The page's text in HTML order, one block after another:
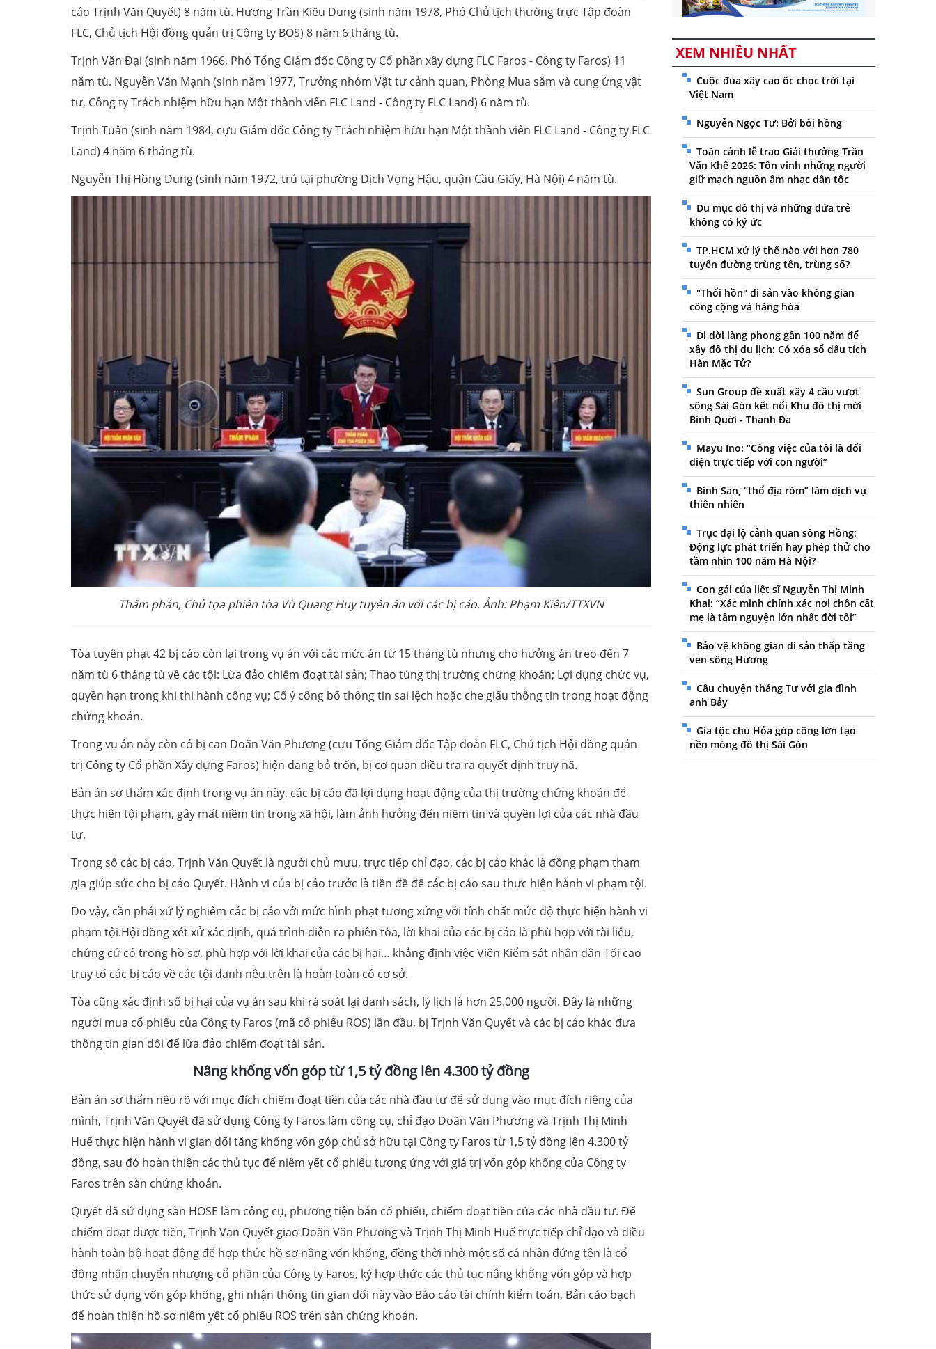
cáo Trịnh Văn Quyết) 8 năm tù. Hương Trần Kiều Dung (sinh năm 1978, Phó Chủ tịch thường trực Tập đoàn
FLC, Chủ tịch Hội đồng quản trị Công ty BOS) 8 năm 6 tháng tù.
Trịnh Văn Đại (sinh năm 1966, Phó Tổng Giám đốc Công ty Cổ phần xây dựng FLC Faros - Công ty Faros) 11
năm tù. Nguyễn Văn Mạnh (sinh năm 1977, Trưởng nhóm Vật tư cảnh quan, Phòng Mua sắm và cung ứng vật
tư, Công ty Trách nhiệm hữu hạn Một thành viên FLC Land - Công ty FLC Land) 6 năm tù.
Trịnh Tuân (sinh năm 1984, cựu Giám đốc Công ty Trách nhiệm hữu hạn Một thành viên FLC Land - Công ty FLC
Land) 4 năm 6 tháng tù.
Nguyễn Thị Hồng Dung (sinh năm 1972, trú tại phường Dịch Vọng Hậu, quận Cầu Giấy, Hà Nội) 4 năm tù.
Thẩm phán, Chủ tọa phiên tòa Vũ Quang Huy tuyên án với các bị cáo. Ảnh: Phạm Kiên/TTXVN
Tòa tuyên phạt 42 bị cáo còn lại trong vụ án với các mức án từ 15 tháng tù nhưng cho hưởng án treo đến 7
năm tù 6 tháng tù về các tội: Lừa đảo chiếm đoạt tài sản; Thao túng thị trường chứng khoán; Lợi dụng chức vụ,
quyền hạn trong khi thi hành công vụ; Cố ý công bố thông tin sai lệch hoặc che giấu thông tin trong hoạt động
chứng khoán.
Trong vụ án này còn có bị can Doãn Văn Phương (cựu Tổng Giám đốc Tập đoàn FLC, Chủ tịch Hội đồng quản
trị Công ty Cổ phần Xây dựng Faros) hiện đang bỏ trốn, bị cơ quan điều tra ra quyết định truy nã.
Bản án sơ thẩm xác định trong vụ án này, các bị cáo đã lợi dụng hoạt động của thị trường chứng khoán để
thực hiện tội phạm, gây mất niềm tin trong xã hội, làm ảnh hưởng đến niềm tin và quyền lợi của các nhà đầu
tư.
Trong số các bị cáo, Trịnh Văn Quyết là người chủ mưu, trực tiếp chỉ đạo, các bị cáo khác là đồng phạm tham
gia giúp sức cho bị cáo Quyết. Hành vi của bị cáo trước là tiền đề để các bị cáo sau thực hiện hành vi phạm tội.
Do vậy, cần phải xử lý nghiêm các bị cáo với mức hình phạt tương xứng với tính chất mức độ thực hiện hành vi
phạm tội.Hội đồng xét xử xác định, quá trình diễn ra phiên tòa, lời khai của các bị cáo là phù hợp với tài liệu,
chứng cứ có trong hồ sơ, phù hợp với lời khai của các bị hại… khẳng định việc Viện Kiểm sát nhân dân Tối cao
truy tố các bị cáo về các tội danh nêu trên là hoàn toàn có cơ sở.
Tòa cũng xác định số bị hại của vụ án sau khi rà soát lại danh sách, lý lịch là hơn 25.000 người. Đây là những
người mua cổ phiếu của Công ty Faros (mã cổ phiếu ROS) lần đầu, bị Trịnh Văn Quyết và các bị cáo khác đưa
thông tin gian dối để lừa đảo chiếm đoạt tài sản.
Nâng khống vốn góp từ 1,5 tỷ đồng lên 4.300 tỷ đồng
Bản án sơ thẩm nêu rõ với mục đích chiếm đoạt tiền của các nhà đầu tư để sử dụng vào mục đích riêng của
mình, Trịnh Văn Quyết đã sử dụng Công ty Faros làm công cụ, chỉ đạo Doãn Văn Phương và Trịnh Thị Minh
Huế thực hiện hành vi gian dối tăng khống vốn góp chủ sở hữu tại Công ty Faros từ 1,5 tỷ đồng lên 4.300 tỷ
đồng, sau đó hoàn thiện các thủ tục để niêm yết cổ phiếu tương ứng với giá trị vốn góp khống của Công ty
Faros trên sàn chứng khoán.
Quyết đã sử dụng sàn HOSE làm công cụ, phương tiện bán cổ phiếu, chiếm đoạt tiền của các nhà đầu tư. Để
chiếm đoạt được tiền, Trịnh Văn Quyết giao Doãn Văn Phương và Trịnh Thị Minh Huế trực tiếp chỉ đạo và điều
hành toàn bộ hoạt động để hợp thức hồ sơ nâng vốn khống, đồng thời nhờ một số cá nhân đứng tên là cổ
đông nhận chuyển nhượng cổ phần của Công ty Faros, ký hợp thức các thủ tục nâng khống vốn góp và hợp
thức sử dụng vốn góp khống, ghi nhận thông tin gian dối này vào Báo cáo tài chính kiểm toán, Bản cáo bạch
để hoàn thiện hồ sơ niêm yết cổ phiếu ROS trên sàn chứng khoán.
XEM NHIỀU NHẤT
Cuộc đua xây cao ốc chọc trời tại
Việt Nam
Nguyễn Ngọc Tư: Bởi bôi hồng
Toàn cảnh lễ trao Giải thưởng Trần
Văn Khê 2026: Tôn vinh những người
giữ mạch nguồn âm nhạc dân tộc
Du mục đô thị và những đứa trẻ
không có ký ức
TP.HCM xử lý thế nào với hơn 780
tuyến đường trùng tên, trùng số?
"Thổi hồn" di sản vào không gian
công cộng và hàng hóa
Di dời làng phong gần 100 năm để
xây đô thị du lịch: Có xóa sổ dấu tích
Hàn Mặc Tử?
Sun Group đề xuất xây 4 cầu vượt
sông Sài Gòn kết nối Khu đô thị mới
Bình Quới - Thanh Đa
Mayu Ino: “Công việc của tôi là đối
diện trực tiếp với con người”
Bình San, “thổ địa ròm” làm dịch vụ
thiên nhiên
Trục đại lộ cảnh quan sông Hồng:
Động lực phát triển hay phép thử cho
tầm nhìn 100 năm Hà Nội?
Con gái của liệt sĩ Nguyễn Thị Minh
Khai: “Xác minh chính xác nơi chôn cất
mẹ là tâm nguyện lớn nhất đời tôi”
Bảo vệ không gian di sản thấp tầng
ven sông Hương
Câu chuyện tháng Tư với gia đình
anh Bảy
Gia tộc chú Hỏa góp công lớn tạo
nền móng đô thị Sài Gòn